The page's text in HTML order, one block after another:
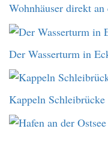
Wohnhäuser direkt
Der Wasserturm in
Kappeln